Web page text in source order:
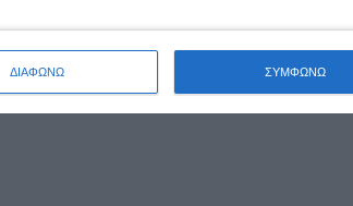
ΔΙΑΦΩΝΩ ΣΥΜΦΩΝΩ
ΠΡΟΣΘΉΚΗ ΣΤΟ ΚΑΛΆΘΙ